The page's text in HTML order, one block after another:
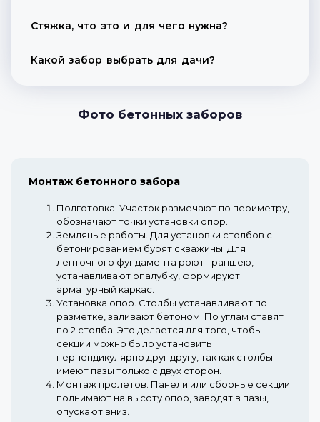
Стяжка, что это и для чего нужна?
Какой забор выбрать для дачи?
Фото бетонных заборов
Монтаж бетонного забора
Подготовка. Участок размечают по периметру,
обозначают точки установки опор.
Земляные работы. Для установки столбов с
бетонированием бурят скважины. Для
ленточного фундамента роют траншею,
устанавливают опалубку, формируют
арматурный каркас.
Установка опор. Столбы устанавливают по
разметке, заливают бетоном. По углам ставят
по 2 столба. Это делается для того, чтобы
секции можно было установить
перпендикулярно друг другу, так как столбы
имеют пазы только с двух сторон.
Монтаж пролетов. Панели или сборные секции
поднимают на высоту опор, заводят в пазы,
опускают вниз.